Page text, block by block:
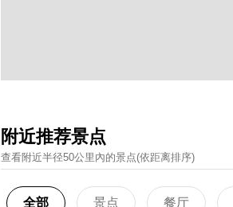
附近推荐景点
查看附近半径50公里內的景点(依距离排序)
全部 景点 餐厅